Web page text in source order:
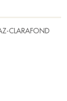
CLARAFOND